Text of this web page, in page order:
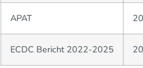
APAT
ECDC Bericht 2022-2025